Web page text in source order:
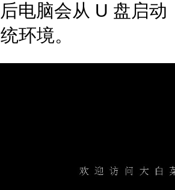
电脑会从 U 盘启动
环境。